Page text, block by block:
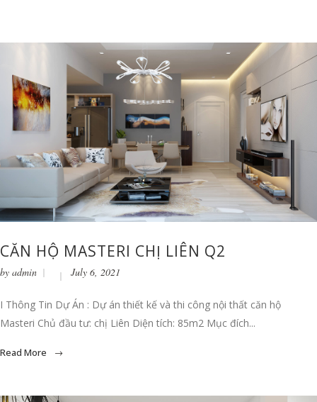
CĂN HỘ MASTERI CHỊ LIÊN Q2
by admin July 6, 2021
I Thông Tin Dự Án : Dự án thiết kế và thi công nội thất căn hộ
Masteri Chủ đầu tư: chị Liên Diện tích: 85m2 Mục đích...
Read More